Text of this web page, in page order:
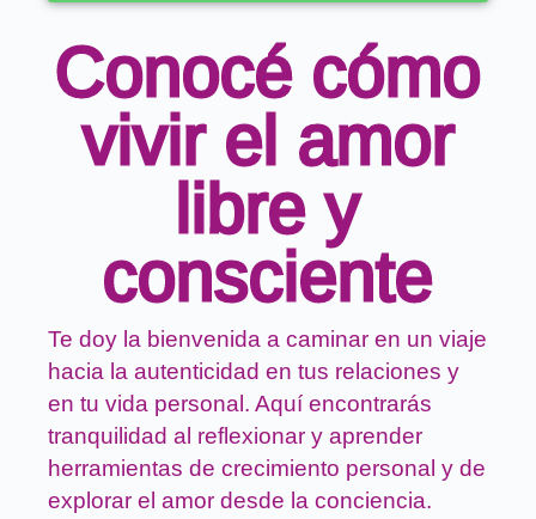
Conocé cómo
vivir el amor
libre y
consciente
Te doy la bienvenida a caminar en un viaje
hacia la autenticidad en tus relaciones y
en tu vida personal. Aquí encontrarás
tranquilidad al reflexionar y aprender
herramientas de crecimiento personal y de
explorar el amor desde la conciencia.